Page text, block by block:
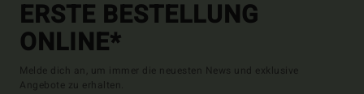
ERSTE BESTELLUNG
ONLINE*
Melde dich an, um immer die neuesten News und exklusive
Angebote zu erhalten.